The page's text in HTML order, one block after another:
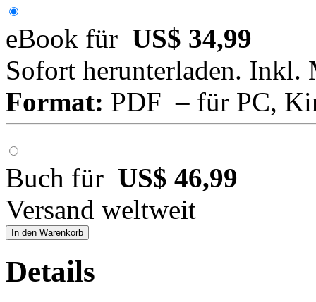
eBook für US$ 34,99
Sofort herunterladen. Inkl.
Format: PDF – für PC,
Buch für US$ 46,99
Versand weltweit
In den Warenkorb
Details